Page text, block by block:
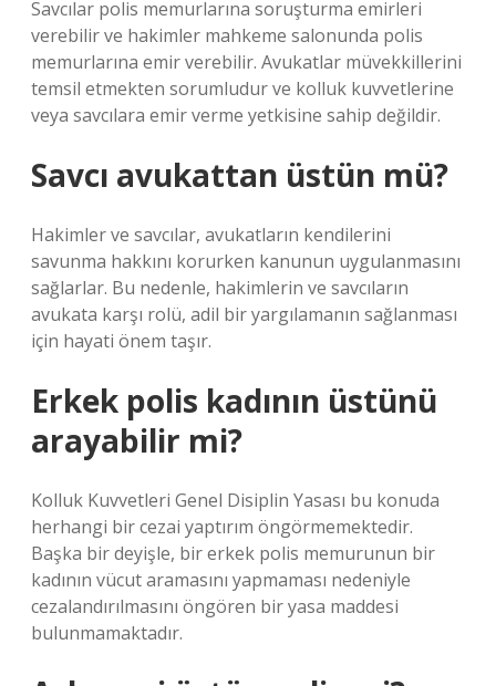
Savcılar polis memurlarına soruşturma emirleri
verebilir ve hakimler mahkeme salonunda polis
memurlarına emir verebilir. Avukatlar müvekkillerini
temsil etmekten sorumludur ve kolluk kuvvetlerine
veya savcılara emir verme yetkisine sahip değildir.
Savcı avukattan üstün mü?
Hakimler ve savcılar, avukatların kendilerini
savunma hakkını korurken kanunun uygulanmasını
sağlarlar. Bu nedenle, hakimlerin ve savcıların
avukata karşı rolü, adil bir yargılamanın sağlanması
için hayati önem taşır.
Erkek polis kadının üstünü
arayabilir mi?
Kolluk Kuvvetleri Genel Disiplin Yasası bu konuda
herhangi bir cezai yaptırım öngörmemektedir.
Başka bir deyişle, bir erkek polis memurunun bir
kadının vücut aramasını yapmaması nedeniyle
cezalandırılmasını öngören bir yasa maddesi
bulunmamaktadır.